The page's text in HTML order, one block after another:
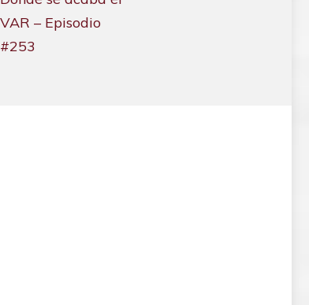
VAR – Episodio
#253